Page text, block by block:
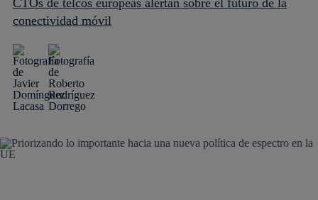
CTOs de telcos europeas alertan sobre el futuro de la
conectividad móvil